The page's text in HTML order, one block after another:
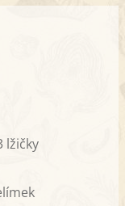
lžičky